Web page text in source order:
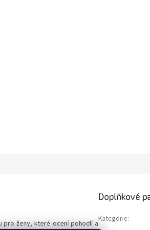
pro ženy, které ocení pohodlí a
Doplňkové
Kategorie: